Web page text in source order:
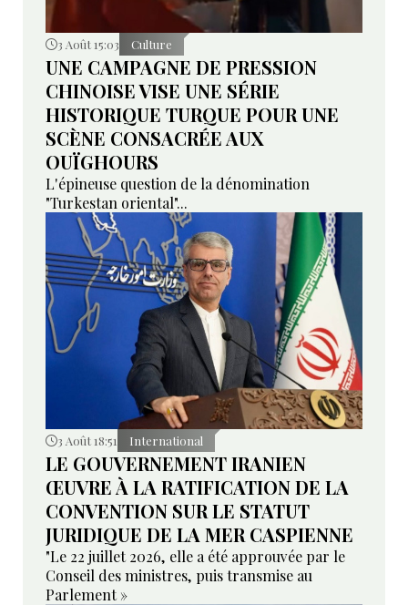
3 Août 15:03 Culture
UNE CAMPAGNE DE PRESSION
CHINOISE VISE UNE SÉRIE
HISTORIQUE TURQUE POUR UNE
SCÈNE CONSACRÉE AUX
OUÏGHOURS
L'épineuse question de la dénomination
"Turkestan oriental"...
3 Août 18:51 International
LE GOUVERNEMENT IRANIEN
ŒUVRE À LA RATIFICATION DE LA
CONVENTION SUR LE STATUT
JURIDIQUE DE LA MER CASPIENNE
"Le 22 juillet 2026, elle a été approuvée par le
Conseil des ministres, puis transmise au
Parlement »